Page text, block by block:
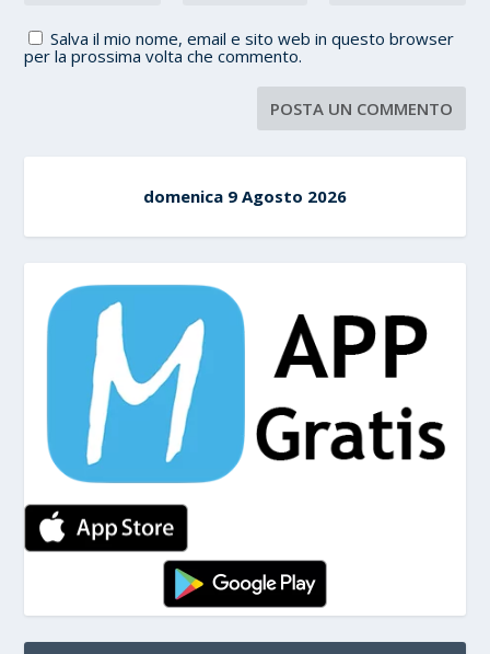
Salva il mio nome, email e sito web in questo browser
per la prossima volta che commento.
domenica 9 Agosto 2026